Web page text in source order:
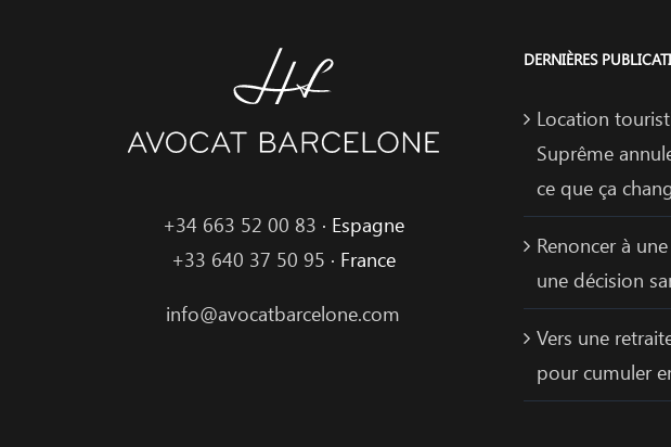
+34 663 52 00 83 · Espagne
+33 640 37 50 95 · France
info@avocatbarcelone.com
DERNIÈRES
Location
Suprême
ce que ça
Renoncer à
une décision
Vers une
pour cumuler